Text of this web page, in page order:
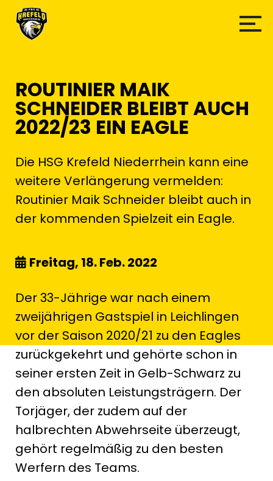
ROUTINIER MAIK
SCHNEIDER BLEIBT AUCH
2022/23 EIN EAGLE
Die HSG Krefeld Niederrhein kann eine
weitere Verlängerung vermelden:
Routinier Maik Schneider bleibt auch in
der kommenden Spielzeit ein Eagle.
Freitag, 18. Feb. 2022
Der 33-Jährige war nach einem
zweijährigen Gastspiel in Leichlingen
vor der Saison 2020/21 zu den Eagles
zurückgekehrt und gehörte schon in
seiner ersten Zeit in Gelb-Schwarz zu
den absoluten Leistungsträgern. Der
Torjäger, der zudem auf der
halbrechten Abwehrseite überzeugt,
gehört regelmäßig zu den besten
Werfern des Teams.